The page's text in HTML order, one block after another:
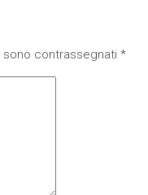
contrassegnati *